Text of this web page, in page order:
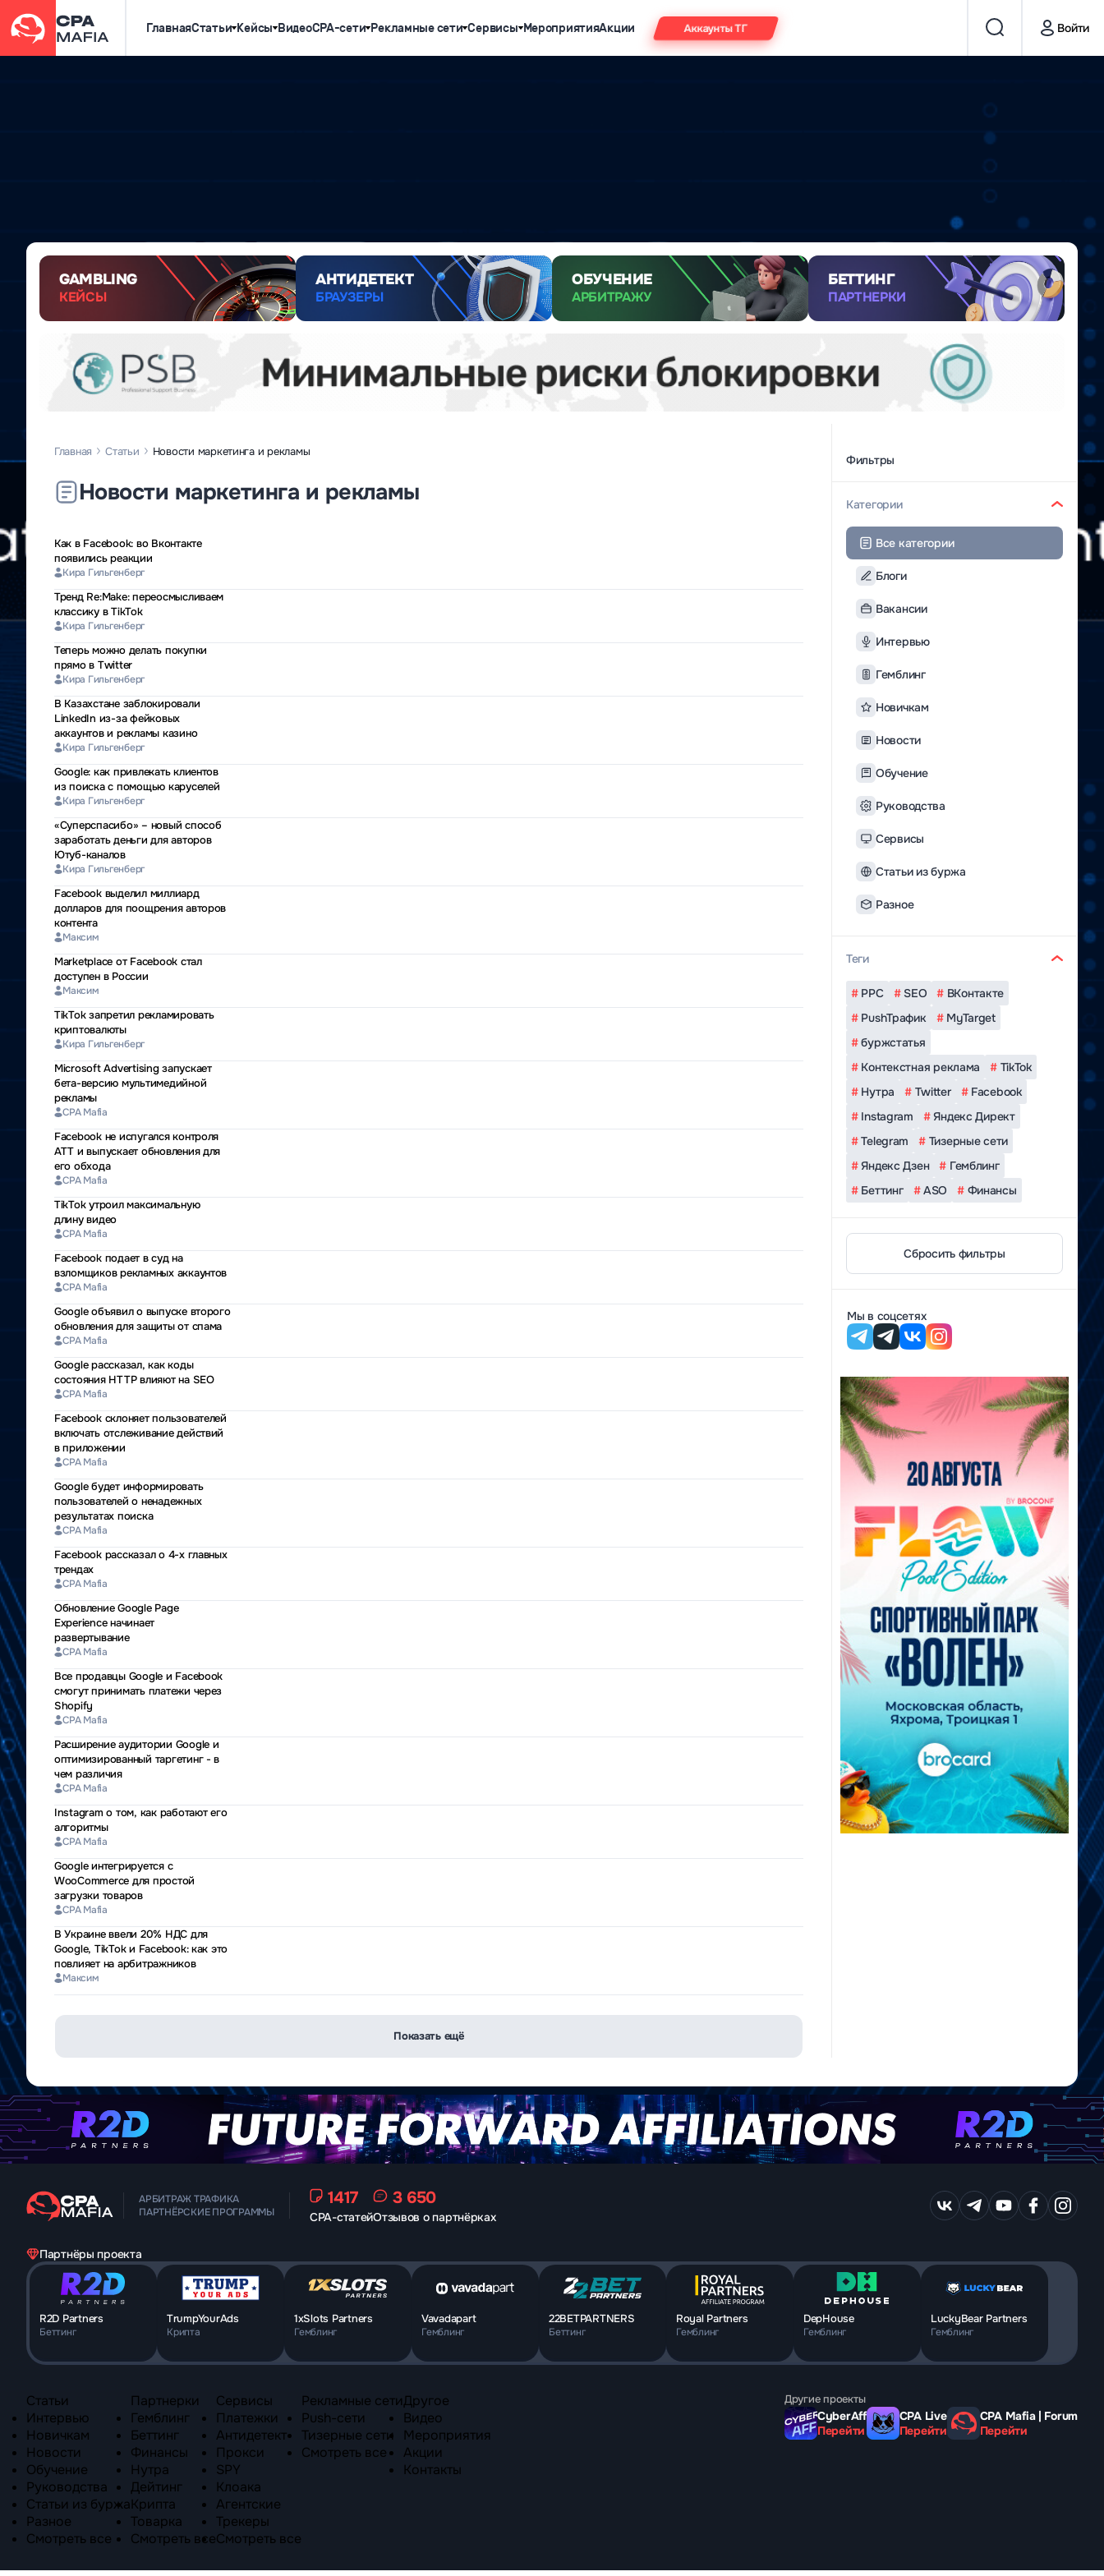
ГлавнаяСтатьи Кейсы ВидеоCPA-сети Рекламные сети Сервисы МероприятияАкции Аккаунты ТГ Войти
GAMBLING
КЕЙСЫ
АНТИДЕТЕКТ
БРАУЗЕРЫ
ОБУЧЕНИЕ
АРБИТРАЖУ
БЕТТИНГ
ПАРТНЕРКИ
Главная Статьи Новости маркетинга и рекламы
Новости маркетинга и рекламы
Как в Facebook: во Вконтакте
появились реакции
Кира Гильгенберг
Тренд Re:Make: переосмысливаем
классику в TikTok
Кира Гильгенберг
Теперь можно делать покупки
прямо в Twitter
Кира Гильгенберг
В Казахстане заблокировали
LinkedIn из-за фейковых
аккаунтов и рекламы казино
Кира Гильгенберг
Google: как привлекать клиентов
из поиска с помощью каруселей
Кира Гильгенберг
«Суперспасибо» – новый способ
заработать деньги для авторов
Ютуб-каналов
Кира Гильгенберг
Facebook выделил миллиард
долларов для поощрения авторов
контента
Максим
Marketplace от Facebook стал
доступен в России
Максим
TikTok запретил рекламировать
криптовалюты
Кира Гильгенберг
Microsoft Advertising запускает
бета-версию мультимедийной
рекламы
CPA Mafia
Facebook не испугался контроля
ATT и выпускает обновления для
его обхода
CPA Mafia
TikTok утроил максимальную
длину видео
CPA Mafia
Facebook подает в суд на
взломщиков рекламных аккаунтов
CPA Mafia
Google объявил о выпуске второго
обновления для защиты от спама
CPA Mafia
Google рассказал, как коды
состояния HTTP влияют на SEO
CPA Mafia
Facebook склоняет пользователей
включать отслеживание действий
в приложении
CPA Mafia
Google будет информировать
пользователей о ненадежных
результатах поиска
CPA Mafia
Facebook рассказал о 4-х главных
трендах
CPA Mafia
Обновление Google Page
Experience начинает
развертывание
CPA Mafia
Все продавцы Google и Facebook
смогут принимать платежи через
Shopify
CPA Mafia
Расширение аудитории Google и
оптимизированный таргетинг - в
чем различия
CPA Mafia
Instagram о том, как работают его
алгоритмы
CPA Mafia
Google интегрируется с
WooCommerce для простой
загрузки товаров
CPA Mafia
В Украине ввели 20% НДС для
Google, TikTok и Facebook: как это
повлияет на арбитражников
Максим
Показать ещё
Фильтры
Категории
Все категории
Блоги
Вакансии
Интервью
Гемблинг
Новичкам
Новости
Обучение
Руководства
Сервисы
Статьи из буржа
Разное
Теги
#РРС #SEO #ВКонтакте
#РushТрафик #MyTarget
#буржстатья
#Контекстная реклама #TikTok
#Нутра #Twitter #Facebook
#Instagram #Яндекс Директ
#Telegram #Тизерные сети
#Яндекс Дзен # Гемблинг
#Беттинг #ASO #Финансы
Сбросить фильтры
Мы в соцсетях
АРБИТРАЖ ТРАФИКА
ПАРТНЁРСКИЕ ПРОГРАММЫ
1417
CPA-статей
3 650
Отзывов о партнёрках
Партнёры проекта
R2D Partners
Беттинг
TrumpYourAds
Крипта
1xSlots Partners
Гемблинг
Vavadapart
Гемблинг
22BETPARTNERS
Беттинг
Royal Partners
Гемблинг
DepHouse
Гемблинг
LuckyBear Partners
Гемблинг
Статьи
Интервью
Новичкам
Новости
Обучение
Руководства
Статьи из буржа
Разное
Смотреть все
Партнерки
Гемблинг
Беттинг
Финансы
Нутра
Дейтинг
Крипта
Товарка
Смотреть все
Сервисы
Платежки
Антидетект
Прокси
SPY
Клоака
Агентские
Трекеры
Смотреть все
Рекламные сети
Push-сети
Тизерные сети
Смотреть все
Другое
Видео
Мероприятия
Акции
Контакты
Другие проекты
CyberAff
Перейти
CPA Live
Перейти
CPA Mafia | Forum
Перейти